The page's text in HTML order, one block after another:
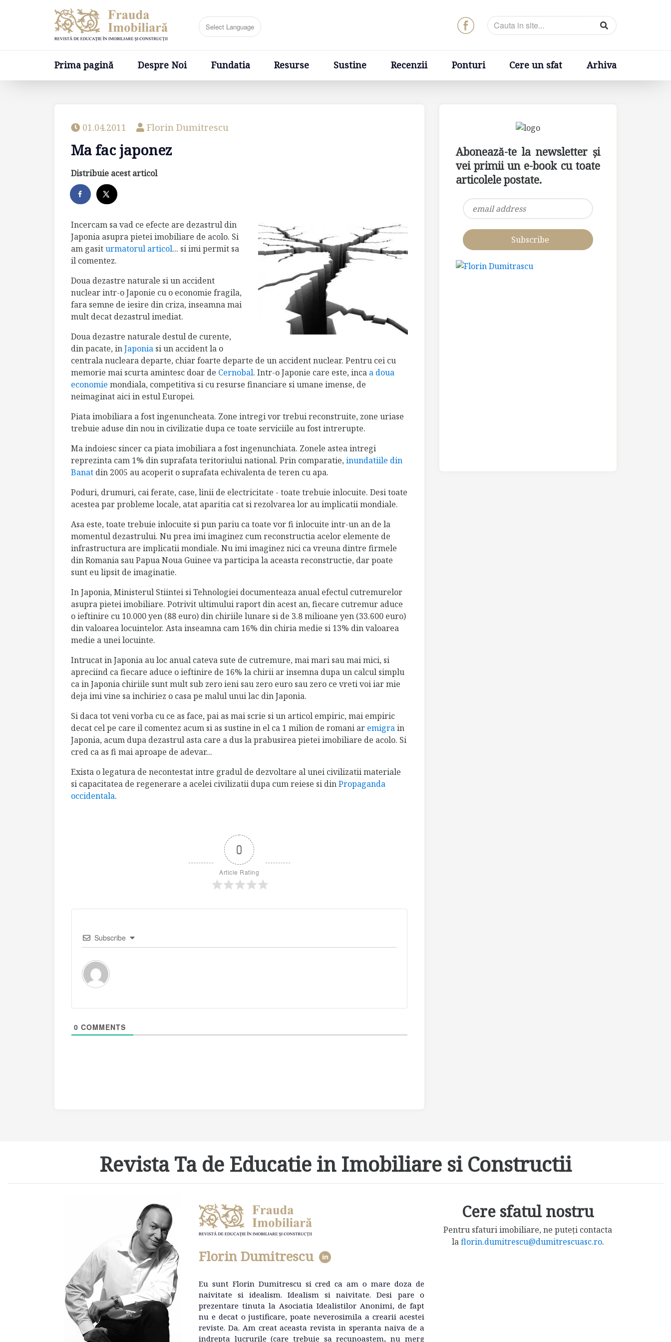
Prima pagină Despre Noi Fundatia Resurse Sustine Recenzii Ponturi Cere un sfat Arhiva
Prima pagină Despre Noi
01.04.2011 Florin Dumitrescu
Ma fac japonez
Distribuie acest articol
Incercam sa vad ce efecte are dezastrul din
Japonia asupra pietei imobiliare de acolo. Si
am gasiturmatorul articol... si imi permit sa
il comentez.
Doua dezastre naturale si un accident
nuclear intr-o Japonie cu o economie fragila,
fara semne de iesire din criza, inseamna mai
mult decat dezastrul imediat.
Doua dezastre naturale destul de curente,
din pacate, inJaponia si un accident la o
centrala nucleara departe, chiar foarte departe de un accident nuclear. Pentru cei cu
memorie mai scurta amintesc doar de Cernobal. Intr-o Japonie care este, inca a doua
economie mondiala, competitiva si cu resurse financiare si umane imense, de
neimaginat aici in estul Europei.
Piata imobiliara a fost ingenuncheata. Zone intregi vor trebui reconstruite, zone uriase
trebuie aduse din nou in civilizatie dupa ce toate serviciile au fost intrerupte.
Ma indoiesc sincer ca piata imobiliara a fost ingenunchiata. Zonele astea intregi
reprezinta cam 1% din suprafata teritoriului national. Prin comparatie,inundatiile din
Banat din 2005 au acoperit o suprafata echivalenta de teren cu apa.
Poduri, drumuri, cai ferate, case, linii de electricitate - toate trebuie inlocuite. Desi toate
acestea par probleme locale, atat aparitia cat si rezolvarea lor au implicatii mondiale.
Asa este, toate trebuie inlocuite si pun pariu ca toate vor fi inlocuite intr-un an de la
momentul dezastrului. Nu prea imi imaginez cum reconstructia acelor elemente de
infrastructura are implicatii mondiale. Nu imi imaginez nici ca vreuna dintre firmele
din Romania sau Papua Noua Guinee va participa la aceasta reconstructie, dar poate
sunt eu lipsit de imaginatie.
In Japonia, Ministerul Stiintei si Tehnologiei documenteaza anual efectul cutremurelor
asupra pietei imobiliare. Potrivit ultimului raport din acest an, fiecare cutremur aduce
o ieftinire cu 10.000 yen (88 euro) din chiriile lunare si de 3.8 milioane yen (33.600 euro)
din valoarea locuintelor. Asta inseamna cam 16% din chiria medie si 13% din valoarea
medie a unei locuinte.
Intrucat in Japonia au loc anual cateva sute de cutremure, mai mari sau mai mici, si
apreciind ca fiecare aduce o ieftinire de 16% la chirii ar insemna dupa un calcul simplu
ca in Japonia chiriile sunt mult sub zero ieni sau zero euro sau zero ce vreti voi iar mie
deja imi vine sa inchiriez o casa pe malul unui lac din Japonia.
Si daca tot veni vorba cu ce as face, pai as mai scrie si un articol empiric, mai empiric
decat cel pe care il comentez acum si as sustine in el ca 1 milion de romani ar emigrain
Japonia, acum dupa dezastrul asta care a dus la prabusirea pietei imobiliare de acolo. Si
cred ca as fi mai aproape de adevar...
Exista o legatura de necontestat intre gradul de dezvoltare al unei civilizatii materiale
si capacitatea de regenerare a acelei civilizatii dupa cum reiese si dinPropaganda
occidentala.
0
Article Rating
Subscribe
0 COMMENTS
Abonează-te la newsletter și
vei primii un e-book cu toate
articolele postate.
Revista Ta de Educatie in Imobiliare si Constructii
Florin Dumitrescu
Eu sunt Florin Dumitrescu si cred ca am o mare doza de
naivitate si idealism. Idealism si naivitate. Desi pare o
prezentare tinuta la Asociatia Idealistilor Anonimi, de fapt
nu e decat o justificare, poate neverosimila a crearii acestei
reviste. Da. Am creat aceasta revista in speranta naiva de a
indrepta lucrurile (care trebuie sa recunoastem, nu merg
Cere sfatul nostru
Pentru sfaturi imobiliare, ne puteți contacta
laflorin.dumitrescu@dumitrescuasc.ro.